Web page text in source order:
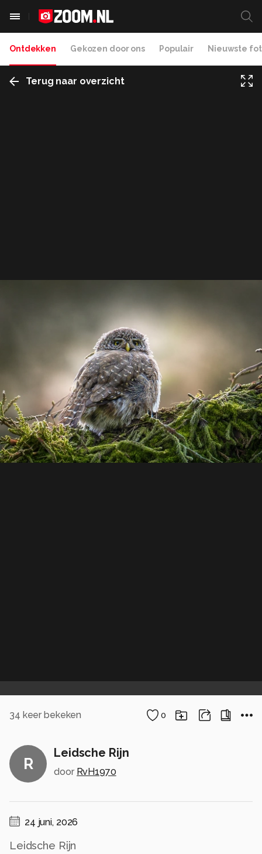
Ontdekken Gekozen door ons Populair Nieuwste
Terug naar overzicht
34 keer bekeken 0
R
Leidsche Rijn
door RvH1970
24 juni, 2026
Leidsche Rijn